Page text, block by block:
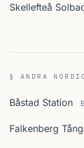
Skellefteå
§ ANDRA
Båstad Station
Falkenberg